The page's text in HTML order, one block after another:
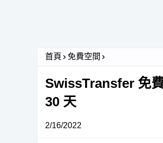
首頁 免費空間
SwissTransfer 免
30 天
2/16/2022